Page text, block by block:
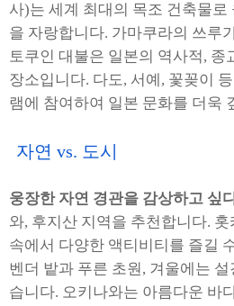
사)는 세계 최대의 목조 건축물
을 자랑합니다. 가마쿠라의 쓰루
토쿠인 대불은 일본의 역사적, 종
장소입니다. 다도, 서예, 꽃꽂이
램에 참여하여 일본 문화를 더욱
자연 vs. 도시
웅장한 자연 경관을 감상하고 싶
와, 후지산 지역을 추천합니다.
속에서 다양한 액티비티를 즐길
벤더 밭과 푸른 초원, 겨울에는
습니다. 오키나와는 아름다운 바